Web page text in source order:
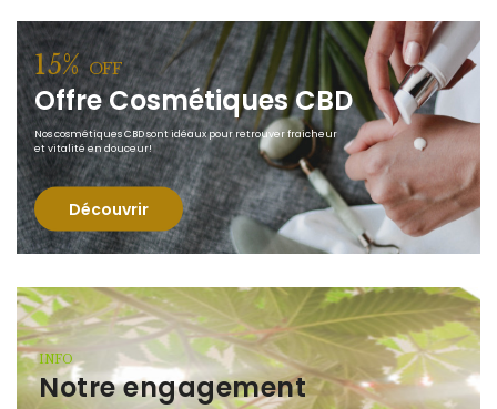
15%OFF
Offre Cosmétiques CBD
Nos cosmétiques CBD sont idéaux pour retrouver fraicheur
et vitalité en douceur!
Découvrir
INFO
Notre engagement